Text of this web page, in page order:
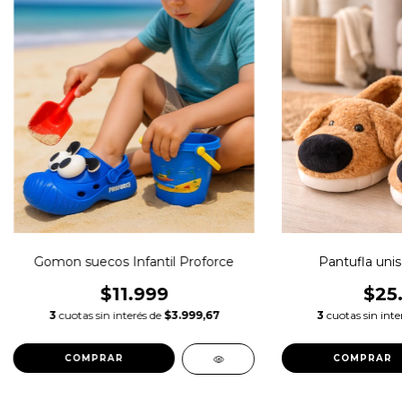
Gomon suecos Infantil Proforce
$11.999
3 cuotas sin interés de $3.999,67
COMPRAR
Pantufla
3 cuotas sin
COMPRAR